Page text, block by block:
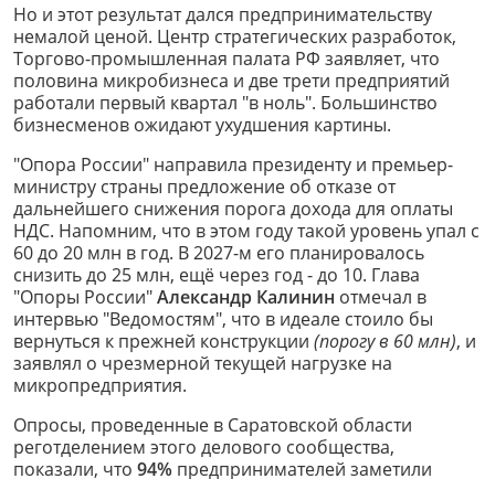
Но и этот результат дался предпринимательству
немалой ценой. Центр стратегических разработок,
Торгово-промышленная палата РФ заявляет, что
половина микробизнеса и две трети предприятий
работали первый квартал "в ноль". Большинство
бизнесменов ожидают ухудшения картины.
"Опора России" направила президенту и премьер-
министру страны предложение об отказе от
дальнейшего снижения порога дохода для оплаты
НДС. Напомним, что в этом году такой уровень упал с
60 до 20 млн в год. В 2027-м его планировалось
снизить до 25 млн, ещё через год - до 10. Глава
"Опоры России"Александр Калинин отмечал в
интервью "Ведомостям", что в идеале стоило бы
вернуться к прежней конструкции (порогу в 60 млн), и
заявлял о чрезмерной текущей нагрузке на
микропредприятия.
Опросы, проведенные в Саратовской области
реготделением этого делового сообщества,
показали, что 94% предпринимателей заметили